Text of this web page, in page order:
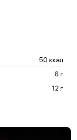
50 ккал
6 г
12 г